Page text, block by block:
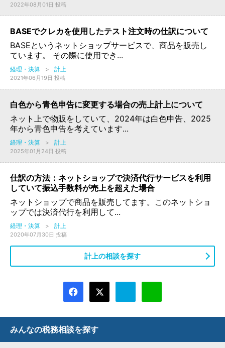
2022年08月01日 投稿
BASEでクレカを使用したテスト注文時の仕訳について
BASEというネットショップサービスで、商品を販売し
ています。 その際に使用でき...
経理・決算 > 計上
2021年06月19日 投稿
白色から青色申告に変更する場合の売上計上について
ネット上で物販をしていて、2024年は白色申告、2025
年から青色申告を考えています...
経理・決算 > 計上
2025年01月24日 投稿
仕訳の方法：ネットショップで決済代行サービスを利用
していて振込手数料が売上を超えた場合
ネットショップで商品を販売してます。このネットショ
ップでは決済代行を利用して...
経理・決算 > 計上
2020年07月30日 投稿
計上の相談を探す
みんなの税務相談を探す